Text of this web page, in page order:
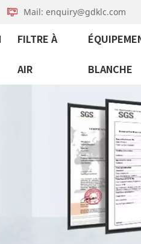
Mail: enquiry@gdklc.com
FILTRE À
AIR BLANCHE